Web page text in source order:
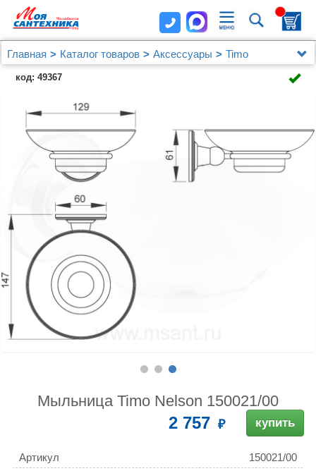
Главная Каталог товаров Аксессуары
Timo
Мыльница Timo Nelson 150021/00
код: 49367
Мыльница Timo Nelson 150021/00
2 757 купить
Артикул 150021/00